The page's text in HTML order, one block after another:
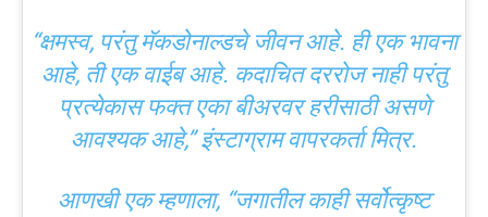
“क्षमस्व, परंतु मॅकडोनाल्डचे जीवन आहे. ही एक भावना
आहे, ती एक वाईब आहे. कदाचित दररोज नाही परंतु
प्रत्येकास फक्त एका बीअरवर हरीसाठी असणे
आवश्यक आहे,” इंस्टाग्राम वापरकर्ता मित्र.
आणखी एक म्हणाला, “जगातील काही सर्वोत्कृष्ट